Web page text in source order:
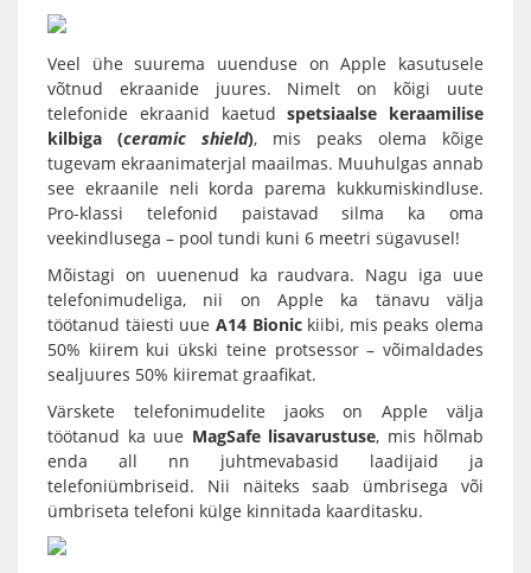
Veel ühe suurema uuenduse on Apple kasutusele
võtnud ekraanide juures. Nimelt on kõigi uute
telefonide ekraanid kaetudspetsiaalse keraamilise
kilbiga (ceramic shield), mis peaks olema kõige
tugevam ekraanimaterjal maailmas. Muuhulgas annab
see ekraanile neli korda parema kukkumiskindluse.
Pro-klassi telefonid paistavad silma ka oma
veekindlusega – pool tundi kuni 6 meetri sügavusel!
Mõistagi on uuenenud ka raudvara. Nagu iga uue
telefonimudeliga, nii on Apple ka tänavu välja
töötanud täiesti uue A14 Bionickiibi, mis peaks olema
50% kiirem kui ükski teine protsessor – võimaldades
sealjuures 50% kiiremat graafikat.
Värskete telefonimudelite jaoks on Apple välja
töötanud ka uue MagSafe lisavarustuse, mis hõlmab
enda all nn juhtmevabasid laadijaid ja
telefoniümbriseid. Nii näiteks saab ümbrisega või
ümbriseta telefoni külge kinnitada kaarditasku.